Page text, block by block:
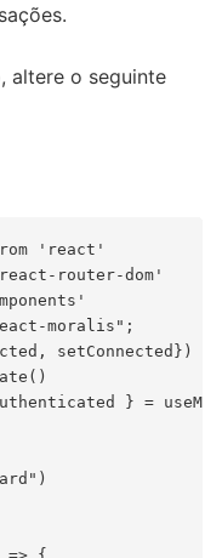
altere o seguinte
'react'
router-dom'
moralis";
setConnected})
} =